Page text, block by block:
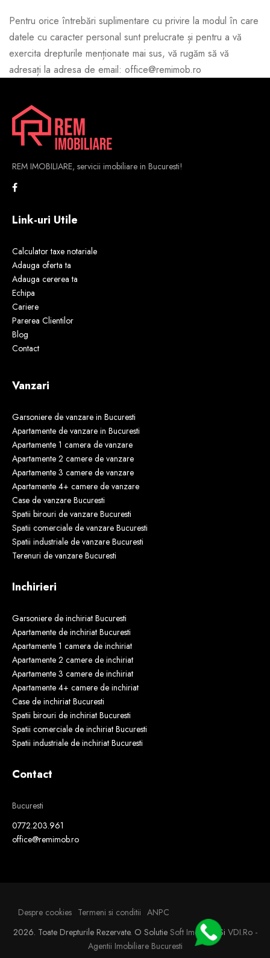
Pentru orice întrebări suplimentare cu privire la modul în care
datele cu caracter personal sunt prelucrate și pentru a vă
exercita drepturile menționate mai sus, vă rugăm să vă
adresați la adresa de email: office@remimob.ro
REM IMOBILIARE, servicii imobiliare in Bucuresti!
Link-uri Utile
Calculator taxe notariale
Adauga oferta ta
Adauga cererea ta
Echipa
Cariere
Parerea Clientilor
Blog
Contact
Vanzari
Garsoniere de vanzare in Bucuresti
Apartamente de vanzare in Bucuresti
Apartamente 1 camera de vanzare
Apartamente 2 camere de vanzare
Apartamente 3 camere de vanzare
Apartamente 4+ camere de vanzare
Case de vanzare Bucuresti
Spatii birouri de vanzare Bucuresti
Spatii comerciale de vanzare Bucuresti
Spatii industriale de vanzare Bucuresti
Terenuri de vanzare Bucuresti
Inchirieri
Garsoniere de inchiriat Bucuresti
Apartamente de inchiriat Bucuresti
Apartamente 1 camera de inchiriat
Apartamente 2 camere de inchiriat
Apartamente 3 camere de inchiriat
Apartamente 4+ camere de inchiriat
Case de inchiriat Bucuresti
Spatii birouri de inchiriat Bucuresti
Spatii comerciale de inchiriat Bucuresti
Spatii industriale de inchiriat Bucuresti
Contact
Bucuresti
0772.203.961
office@remimob.ro
Despre cookies Termeni si conditii ANPC
2026. Toate Drepturile Rezervate. O Solutie Soft ImobiliarSi VDI.ro -
Agentii Imobiliare Bucuresti